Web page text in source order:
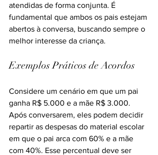
atendidas de forma conjunta. É
fundamental que ambos os pais estejam
abertos à conversa, buscando sempre o
melhor interesse da criança.
Exemplos Práticos de Acordos
Considere um cenário em que um pai
ganha R$ 5.000 e a mãe R$ 3.000.
Após conversarem, eles podem decidir
repartir as despesas do material escolar
em que o pai arca com 60% e a mãe
com 40%. Esse percentual deve ser